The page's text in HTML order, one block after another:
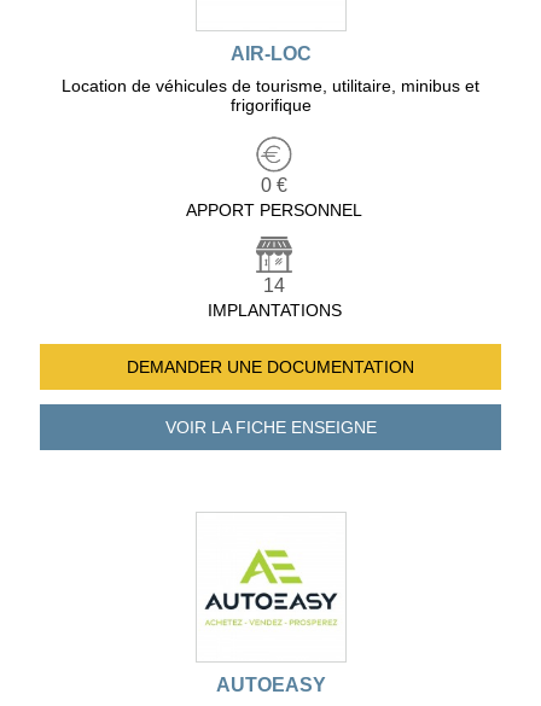
AIR-LOC
Location de véhicules de tourisme, utilitaire, minibus et
frigorifique
0 €
APPORT PERSONNEL
14
IMPLANTATIONS
DEMANDER UNE DOCUMENTATION
VOIR LA FICHEENSEIGNE
AUTOEASY